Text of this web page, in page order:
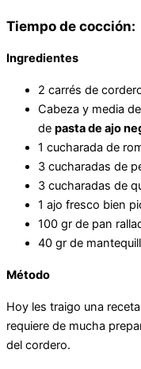
Tiempo de cocción:
Ingredientes
2 carrés de
Cabeza y media de
de pasta de ajo
1 cucharada de
3 cucharadas de
3 cucharadas de
1 ajo fresco bien
100 gr de pan
40 gr de
Método
Hoy les traigo una
requiere de mucha
del cordero.